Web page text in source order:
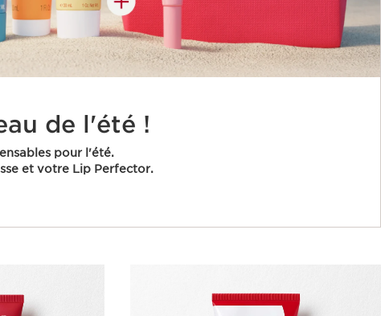
de l'été !
pour l'été.
et votre Lip Perfector.